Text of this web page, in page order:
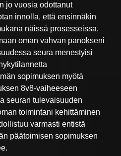
jo vuosia odottanut
innolla, että ensinnäkin
näissä prosesseissa,
oman vahvan panokseni
seura menestyisi
sopimuksen myötä
8v8-vaiheeseen
seuran tulevaisuuden
toimintani kehittäminen
varmasti entistä
päätoimisen sopimuksen